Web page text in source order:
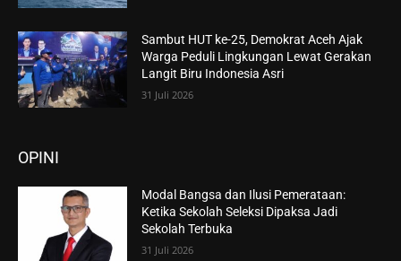
Sambut HUT ke-25, Demokrat Aceh Ajak
Warga Peduli Lingkungan Lewat Gerakan
Langit Biru Indonesia Asri
31 Juli 2026
OPINI
Modal Bangsa dan Ilusi Pemerataan:
Ketika Sekolah Seleksi Dipaksa Jadi
Sekolah Terbuka
31 Juli 2026